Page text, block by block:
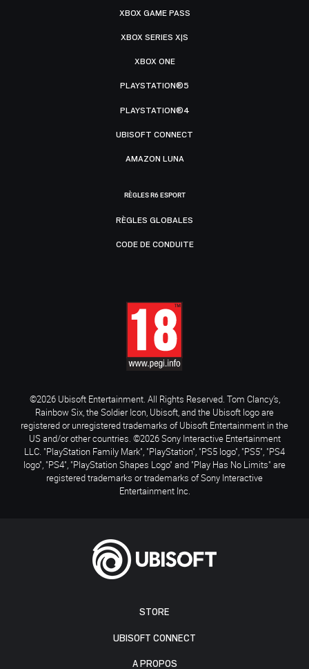
STORE
UBISOFT CONNECT
A PROPOS
XBOX GAME PASS
XBOX SERIES X|S
XBOX ONE
PLAYSTATION®5
PLAYSTATION®4
UBISOFT CONNECT
AMAZON LUNA
RÈGLES R6 ESPORT
RÈGLES GLOBALES
CODE DE CONDUITE
©2026 Ubisoft Entertainment. All Rights Reserved. Tom Clancy’s,
Rainbow Six, the Soldier Icon, Ubisoft, and the Ubisoft logo are
registered or unregistered trademarks of Ubisoft Entertainment in the
US and/or other countries. ©2026 Sony Interactive Entertainment
LLC. "PlayStation Family Mark", "PlayStation", "PS5 logo", "PS5", "PS4
logo", "PS4", "PlayStation Shapes Logo" and "Play Has No Limits" are
registered trademarks or trademarks of Sony Interactive
Entertainment Inc.